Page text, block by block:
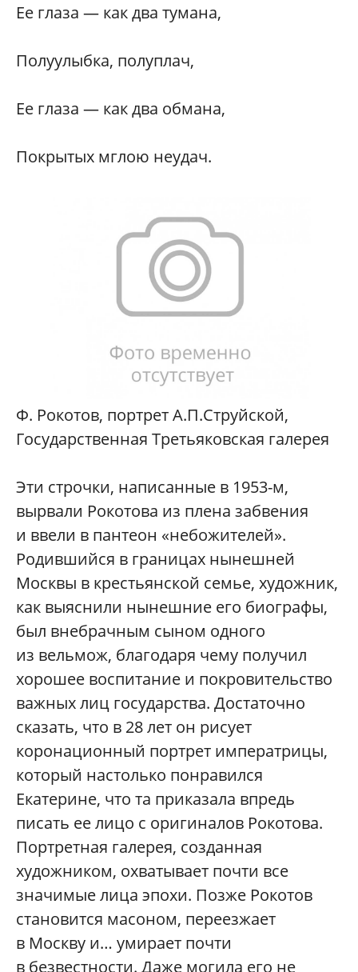
Ее глаза — как два тумана,
Полуулыбка, полуплач,
Ее глаза — как два обмана,
Покрытых мглою неудач.
Ф. Рокотов, портрет А.П.Струйской,
Государственная Третьяковская галерея
Эти строчки, написанные в 1953-м,
вырвали Рокотова из плена забвения
и ввели в пантеон «небожителей».
Родившийся в границах нынешней
Москвы в крестьянской семье, художник,
как выяснили нынешние его биографы,
был внебрачным сыном одного
из вельмож, благодаря чему получил
хорошее воспитание и покровительство
важных лиц государства. Достаточно
сказать, что в 28 лет он рисует
коронационный портрет императрицы,
который настолько понравился
Екатерине, что та приказала впредь
писать ее лицо с оригиналов Рокотова.
Портретная галерея, созданная
художником, охватывает почти все
значимые лица эпохи. Позже Рокотов
становится масоном, переезжает
в Москву и… умирает почти
в безвестности. Даже могила его не